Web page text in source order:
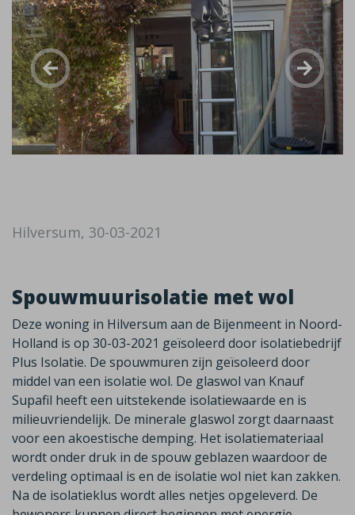
Hilversum, 30-03-2021
Spouwmuurisolatie met wol
Deze woning in Hilversum aan de Bijenmeent in Noord-
Holland is op 30-03-2021 geïsoleerd door isolatiebedrijf
Plus Isolatie. De spouwmuren zijn geïsoleerd door
middel van een isolatie wol. De glaswol van Knauf
Supafil heeft een uitstekende isolatiewaarde en is
milieuvriendelijk. De minerale glaswol zorgt daarnaast
voor een akoestische demping. Het isolatiemateriaal
wordt onder druk in de spouw geblazen waardoor de
verdeling optimaal is en de isolatie wol niet kan zakken.
Na de isolatieklus wordt alles netjes opgeleverd. De